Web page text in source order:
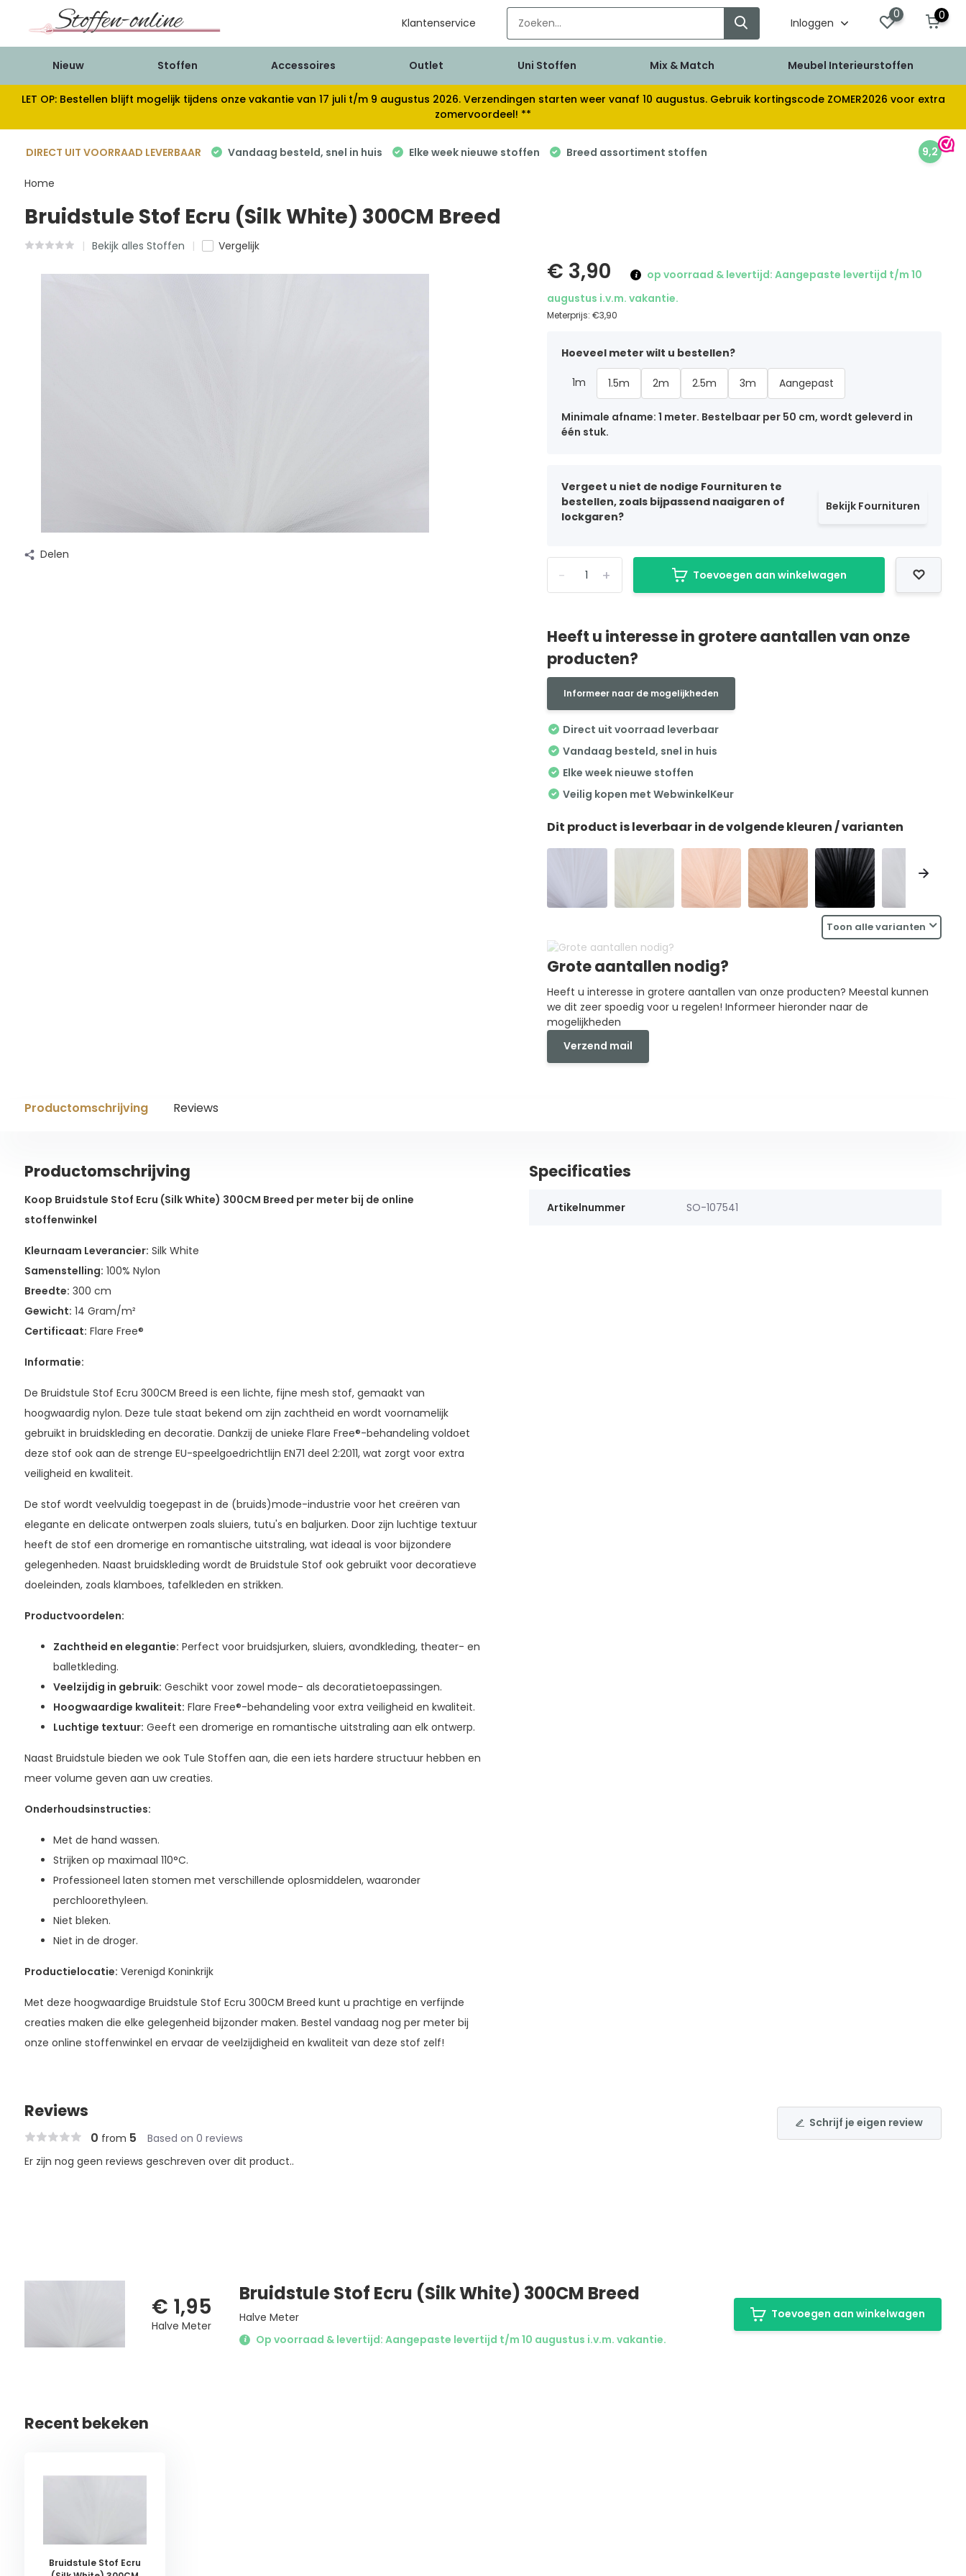
Klantenservice Inloggen
0 0
Nieuw Stoffen Accessoires Outlet Uni Stoffen Mix & Match Meubel Interieurstoffen
LET OP: Bestellen blijft mogelijk tijdens onze vakantie van 17 juli t/m 9 augustus 2026. Verzendingen starten weer vanaf 10 augustus. Gebruik kortingscode ZOMER2026 voor extra
zomervoordeel! **
DIRECT UIT VOORRAAD LEVERBAAR Vandaag besteld, snel in huis Elke week nieuwe stoffen Breed assortiment stoffen 9,2
Home
Bruidstule Stof Ecru (Silk White) 300CM Breed
Bekijk alles Stoffen Vergelijk
Delen
€ 3,90
op voorraad & levertijd: Aangepaste levertijd t/m 10
augustus i.v.m. vakantie.
Meterprijs:€3,90
Hoeveel meter wilt u bestellen?
1m 1.5m 2m 2.5m 3m Aangepast
Minimale afname: 1 meter. Bestelbaar per 50 cm, wordt geleverd in
één stuk.
Vergeet u niet de nodige Fournituren te
bestellen, zoals bijpassend naaigaren of
lockgaren?
Bekijk Fournituren
+
- Toevoegen aan winkelwagen
Heeft u interesse in grotere aantallen van onze
producten?
Informeer naar de mogelijkheden
Direct uit voorraad leverbaar
Vandaag besteld, snel in huis
Elke week nieuwe stoffen
Veilig kopen met WebwinkelKeur
Dit product is leverbaar in de volgende kleuren / varianten
Toon alle varianten
Grote aantallen nodig?
Heeft u interesse in grotere aantallen van onze producten? Meestal kunnen
we dit zeer spoedig voor u regelen! Informeer hieronder naar de
mogelijkheden
Verzend mail
Productomschrijving Reviews
Productomschrijving
Koop Bruidstule Stof Ecru (Silk White) 300CM Breed per meter bij de online
stoffenwinkel
Kleurnaam Leverancier: Silk White
Samenstelling: 100% Nylon
Breedte: 300 cm
Gewicht: 14 Gram/m²
Certificaat: Flare Free®
Informatie:
De Bruidstule Stof Ecru 300CM Breed is een lichte, fijne mesh stof, gemaakt van
hoogwaardig nylon. Deze tule staat bekend om zijn zachtheid en wordt voornamelijk
gebruikt in bruidskleding en decoratie. Dankzij de unieke Flare Free®-behandeling voldoet
deze stof ook aan de strenge EU-speelgoedrichtlijn EN71 deel 2:2011, wat zorgt voor extra
veiligheid en kwaliteit.
De stof wordt veelvuldig toegepast in de (bruids)mode-industrie voor het creëren van
elegante en delicate ontwerpen zoals sluiers, tutu's en baljurken. Door zijn luchtige textuur
heeft de stof een dromerige en romantische uitstraling, wat ideaal is voor bijzondere
gelegenheden. Naast bruidskleding wordt de Bruidstule Stof ook gebruikt voor decoratieve
doeleinden, zoals klamboes, tafelkleden en strikken.
Productvoordelen:
Zachtheid en elegantie: Perfect voor bruidsjurken, sluiers, avondkleding, theater- en
balletkleding.
Veelzijdig in gebruik: Geschikt voor zowel mode- als decoratietoepassingen.
Hoogwaardige kwaliteit: Flare Free®-behandeling voor extra veiligheid en kwaliteit.
Luchtige textuur: Geeft een dromerige en romantische uitstraling aan elk ontwerp.
Naast Bruidstule bieden we ook Tule Stoffen aan, die een iets hardere structuur hebben en
meer volume geven aan uw creaties.
Onderhoudsinstructies:
Met de hand wassen.
Strijken op maximaal 110°C.
Professioneel laten stomen met verschillende oplosmiddelen, waaronder
perchloorethyleen.
Niet bleken.
Niet in de droger.
Productielocatie: Verenigd Koninkrijk
Met deze hoogwaardige Bruidstule Stof Ecru 300CM Breed kunt u prachtige en verfijnde
creaties maken die elke gelegenheid bijzonder maken. Bestel vandaag nog per meter bij
onze online stoffenwinkel en ervaar de veelzijdigheid en kwaliteit van deze stof zelf!
Specificaties
Artikelnummer SO-107541
Reviews
0 from 5 Based on 0 reviews
Schrijf je eigen review
Er zijn nog geen reviews geschreven over dit product..
€ 1,95
Halve Meter
Bruidstule Stof Ecru (Silk White) 300CM Breed
Halve Meter
Op voorraad & levertijd: Aangepaste levertijd t/m 10 augustus i.v.m. vakantie.
Toevoegen aan winkelwagen
Recent bekeken
Bruidstule Stof Ecru